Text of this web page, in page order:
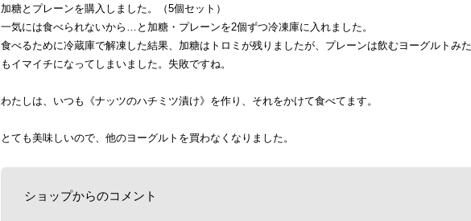
加糖とプレーンを購入しました。（5個セット）
一気には食べられないから…と加糖・プレーンを2個ずつ冷凍庫に入れました。
食べるために冷蔵庫で解凍した結果、加糖はトロミが残りましたが、プレーンは飲むヨーグルトみ
もイマイチになってしまいました。失敗ですね。
わたしは、いつも《ナッツのハチミツ漬け》を作り、それをかけて食べてます。
とても美味しいので、他のヨーグルトを買わなくなりました。
ショップからのコメント